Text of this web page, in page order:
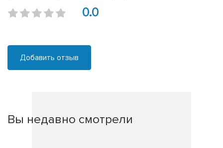
0.0
Добавить отзыв
Вы недавно смотрели